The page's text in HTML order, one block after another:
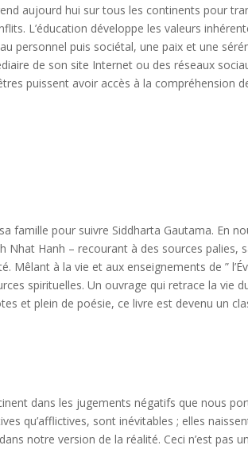
aujourd hui sur tous les continents pour
L’éducation développe les valeurs
personnel puis sociétal, une paix et une
de son site Internet ou des réseaux
puissent avoir accès à la compréhension
famille pour suivre Siddharta Gautama. En
Nhat Hanh – recourant à des sources palies,
Mêlant à la vie et aux enseignements de ”
spirituelles. Un ouvrage qui retrace la vie
et plein de poésie, ce livre est devenu un
dans les jugements négatifs que nous
qu’afflictives, sont inévitables ; elles
notre version de la réalité. Ceci n’est pas